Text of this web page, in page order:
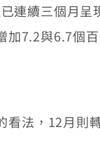
續三個月呈
7.2與6.7個
法，12月則